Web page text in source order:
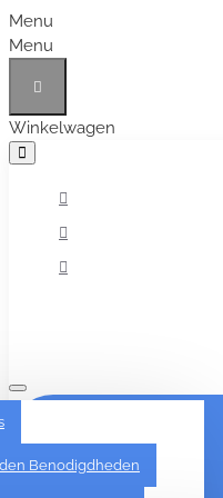
Menu
Menu
Winkelwagen
Alles
Benodigdheden